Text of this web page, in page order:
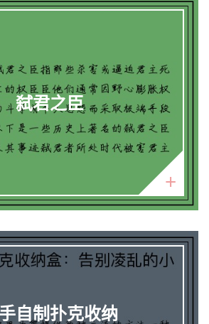
弑君之臣
自制扑克收纳